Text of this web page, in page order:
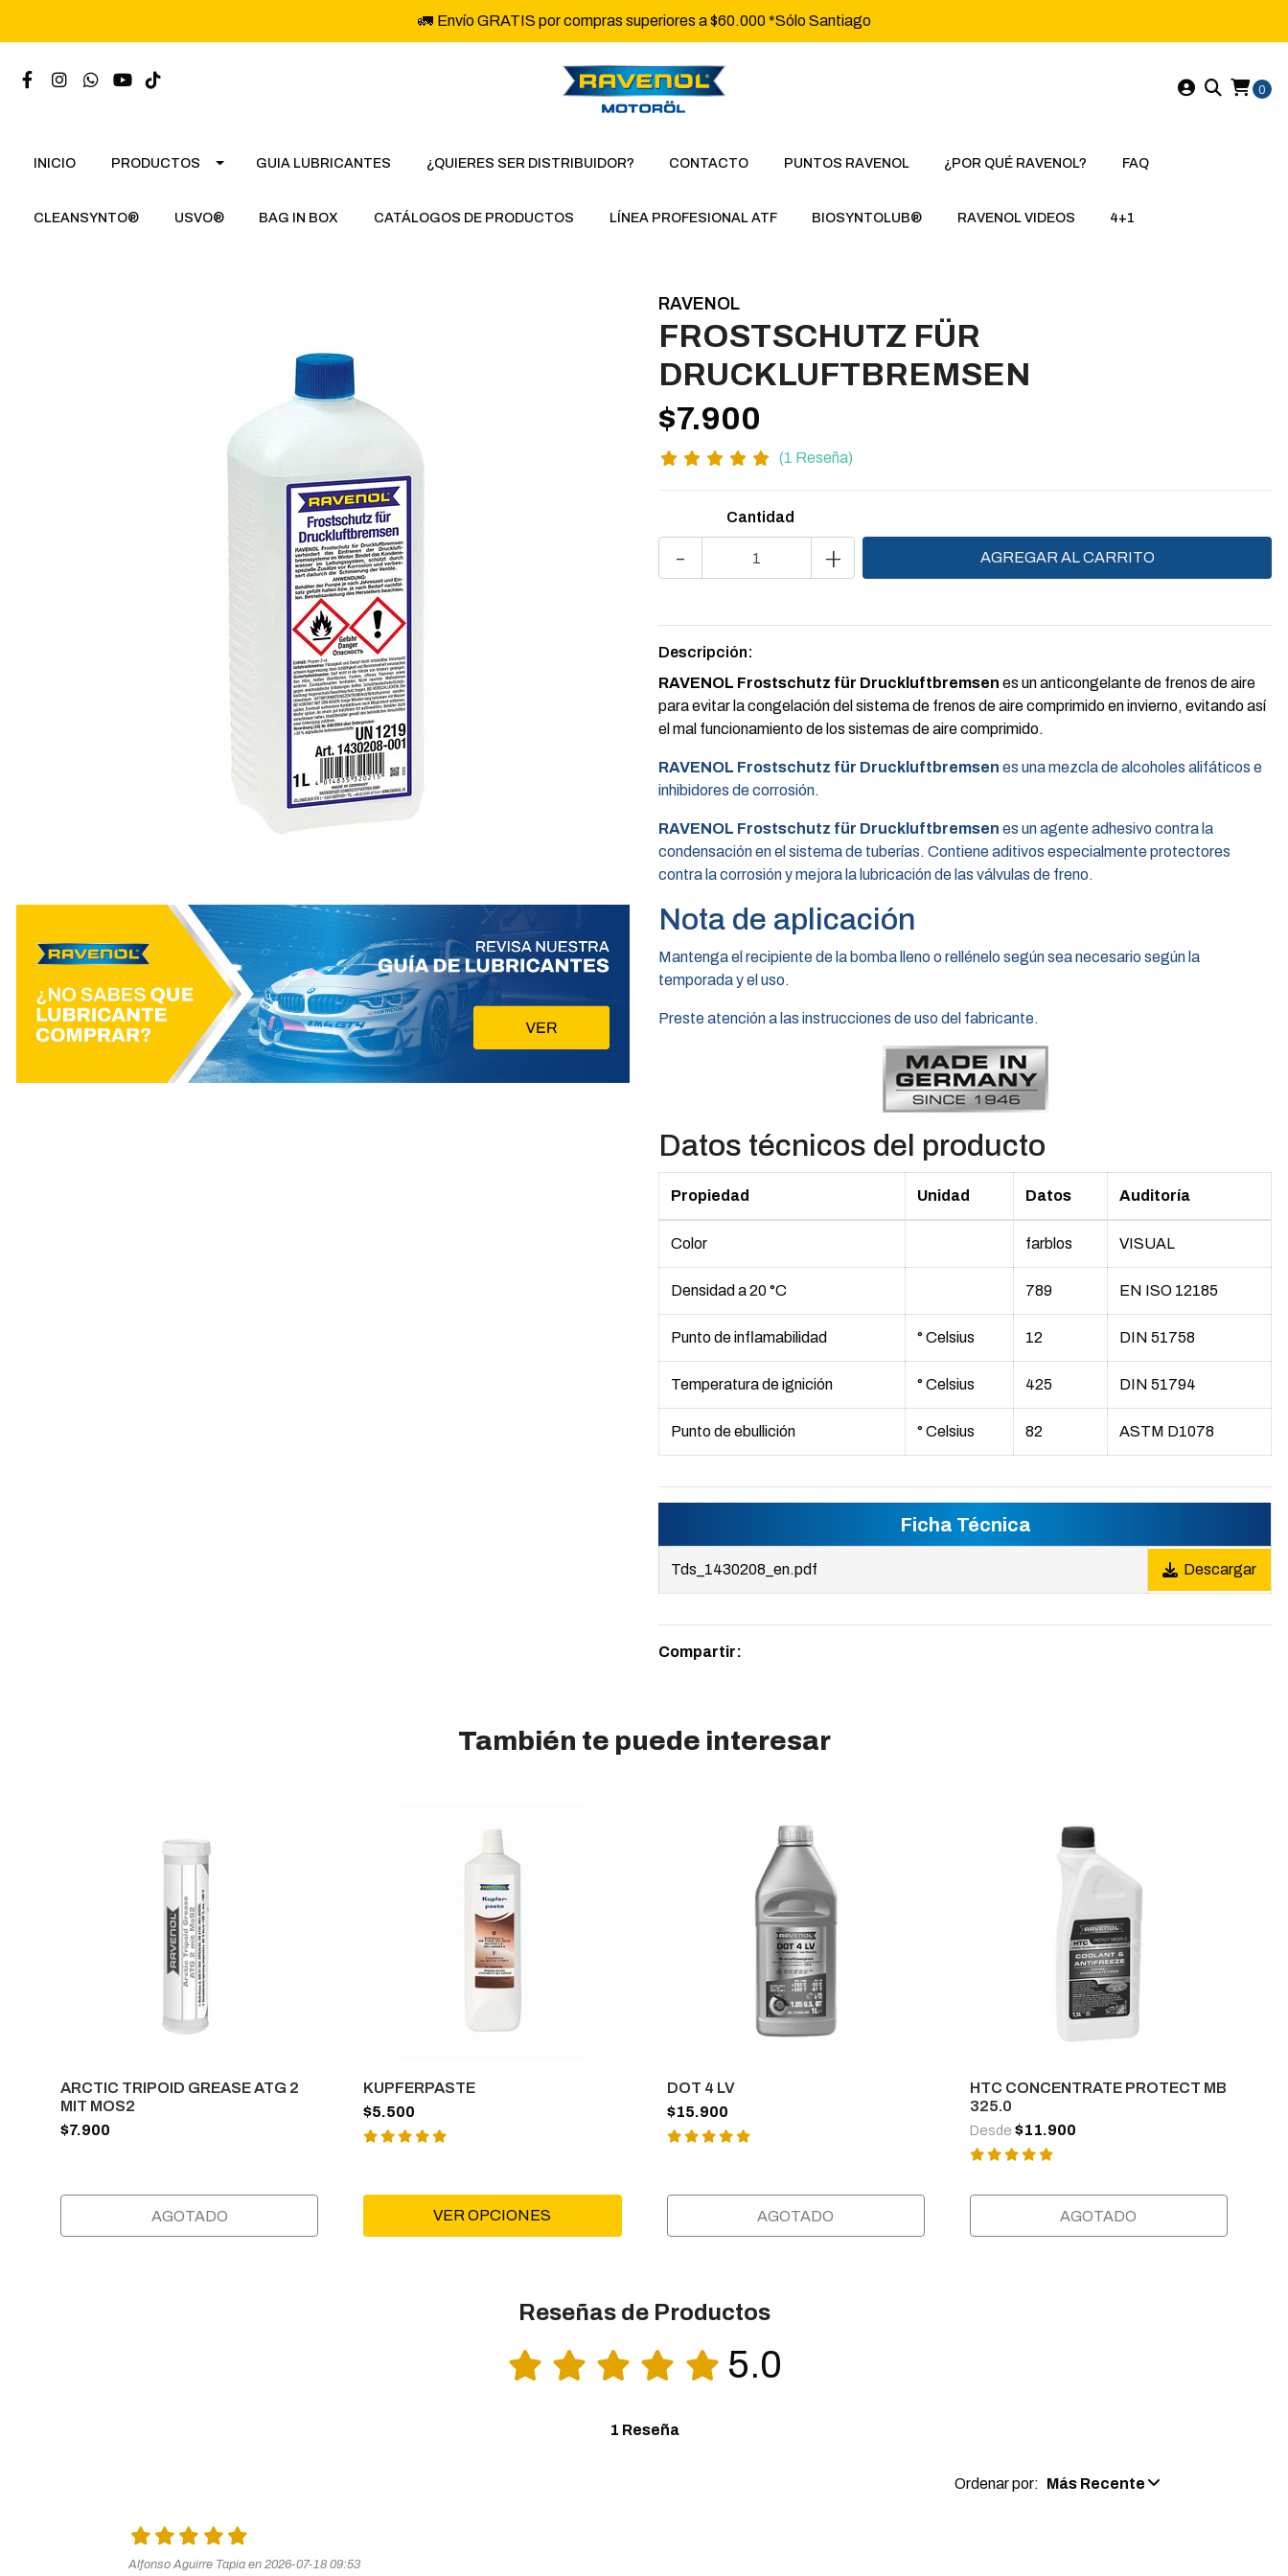
🚛 Envío GRATIS por compras superiores a $60.000 *Sólo Santiago
0
INICIO PRODUCTOS GUIA LUBRICANTES ¿QUIERES SER DISTRIBUIDOR? CONTACTO PUNTOS RAVENOL ¿POR QUÉ RAVENOL? FAQ
CLEANSYNTO® USVO® BAG IN BOX CATÁLOGOS DE PRODUCTOS LÍNEA PROFESIONAL ATF BIOSYNTOLUB® RAVENOL VIDEOS 4+1
RAVENOL
FROSTSCHUTZ FÜR
DRUCKLUFTBREMSEN
$7.900
(1 Reseña)
Cantidad
- +
Descripción:
RAVENOL Frostschutz für Druckluftbremsen es un anticongelante de frenos de aire
para evitar la congelación del sistema de frenos de aire comprimido en invierno, evitando así
el mal funcionamiento de los sistemas de aire comprimido.
RAVENOL Frostschutz für Druckluftbremsen es una mezcla de alcoholes alifáticos e
inhibidores de corrosión.
RAVENOL Frostschutz für Druckluftbremsen es un agente adhesivo contra la
condensación en el sistema de tuberías. Contiene aditivos especialmente protectores
contra la corrosión y mejora la lubricación de las válvulas de freno.
Nota de aplicación
Mantenga el recipiente de la bomba lleno o rellénelo según sea necesario según la
temporada y el uso.
Preste atención a las instrucciones de uso del fabricante.
Datos técnicos del producto
Propiedad Unidad Datos Auditoría
Color farblos VISUAL
Densidad a 20 °C 789 EN ISO 12185
Punto de inflamabilidad ° Celsius 12 DIN 51758
Temperatura de ignición ° Celsius 425 DIN 51794
Punto de ebullición ° Celsius 82 ASTM D1078
Ficha Técnica
Tds_1430208_en.pdf Descargar
Compartir:
También te puede interesar
ARCTIC TRIPOID GREASE ATG 2
MIT MOS2
$7.900
AGOTADO
KUPFERPASTE
$5.500
VER OPCIONES
DOT 4 LV
$15.900
AGOTADO
HTC CONCENTRATE PROTECT MB
325.0
Desde $11.900
AGOTADO
Reseñas de Productos
5.0
1 Reseña
Ordenar por: Más Recente
Alfonso Aguirre Tapia en 2026-07-18 09:53